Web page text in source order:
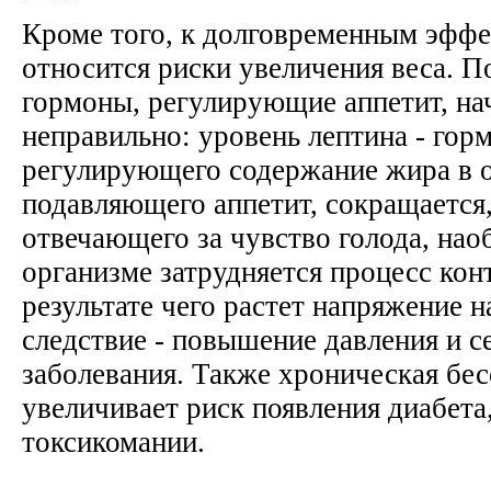
Кроме того, к долговременным
относится риски увеличения веса.
гормоны, регулирующие аппетит,
неправильно: уровень лептина -
регулирующего содержание жира в
подавляющего аппетит,
отвечающего за чувство голода,
организме затрудняется процесс
результате чего растет напряжение
следствие - повышение давления и
заболевания. Также хроническая
увеличивает риск появления
токсикомании.